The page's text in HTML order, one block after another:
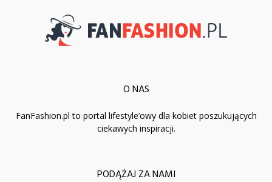
O NAS
FanFashion.pl to portal lifestyle’owy dla kobiet poszukujących
ciekawych inspiracji.
PODĄŻAJ ZA NAMI